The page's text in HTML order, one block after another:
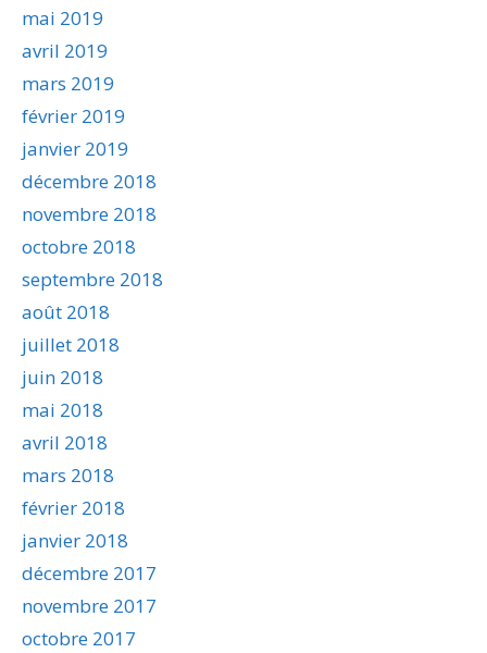
mai 2019
avril 2019
mars 2019
février 2019
janvier 2019
décembre 2018
novembre 2018
octobre 2018
septembre 2018
août 2018
juillet 2018
juin 2018
mai 2018
avril 2018
mars 2018
février 2018
janvier 2018
décembre 2017
novembre 2017
octobre 2017